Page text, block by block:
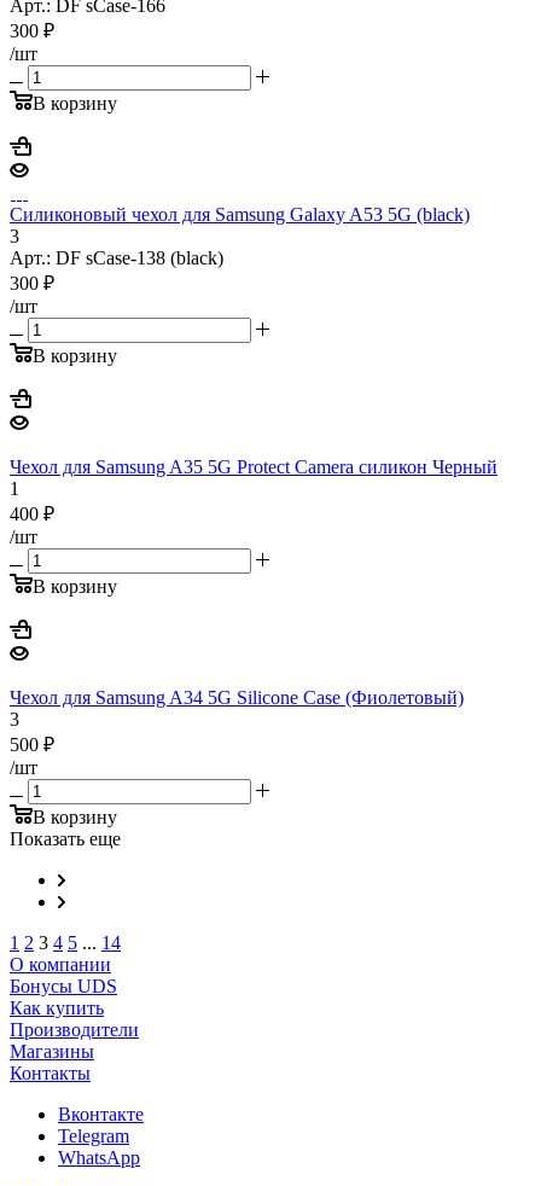
Арт.: DF sCase-166
300 ₽
/шт
В корзину
Силиконовый чехол для Samsung Galaxy A53 5G (black)
3
Арт.: DF sCase-138 (black)
300 ₽
/шт
В корзину
Чехол для Samsung A35 5G Protect Camera силикон Черный
1
400 ₽
/шт
В корзину
Чехол для Samsung A34 5G Silicone Case (Фиолетовый)
3
500 ₽
/шт
В корзину
Показать еще
1 2 3 4 5 ... 14
О компании
Бонусы UDS
Как купить
Производители
Магазины
Контакты
Вконтакте
Telegram
WhatsApp